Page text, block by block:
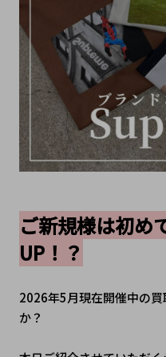
ご新規様は初め
UP！？
2026年5月現在開催中の
か？